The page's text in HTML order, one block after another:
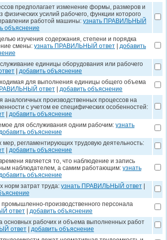
предполагает изменение формы, размеров и
усилий рабочего, функции которого
работой машины: узнать ПРАВИЛЬНЫЙ
объяснение
изучения содержания, степени и порядка
смены: узнать ПРАВИЛЬНЫЙ ответ
добавить
единицы оборудования или рабочего
добавить объяснение
для выполнения единицы общего объема
ответ добавить объяснение
производственных процессов на
с учетом ее специфических особенностей:
добавить объяснение
для обслуживания одним рабочим: узнать
объяснение
регламентирующих трудовую деятельность:
добавить объяснение
является то, что наблюдение и запись
наблюдателем, а самим работающим: узнать
объяснение
норм затрат труда: узнать ПРАВИЛЬНЫЙ ответ|
промышленно-производственного персонала
ответ добавить объяснение
основных рабочих и объема выполненных работ
ответ добавить объяснение